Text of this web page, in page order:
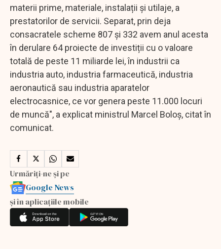
materii prime, materiale, instalații și utilaje, a
prestatorilor de servicii. Separat, prin deja
consacratele scheme 807 și 332 avem anul acesta
în derulare 64 proiecte de investiții cu o valoare
totală de peste 11 miliarde lei, în industrii ca
industria auto, industria farmaceutică, industria
aeronautică sau industria aparatelor
electrocasnice, ce vor genera peste 11.000 locuri
de muncă", a explicat ministrul Marcel Boloș, citat în
comunicat.
Urmăriți-ne și pe
Google News
și în aplicațiile mobile